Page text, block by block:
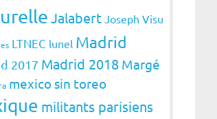
Jalabert Joseph Visu
LTNEC lunel Madrid
2017 Madrid 2018 Margé
mexico sin toreo
militants parisiens